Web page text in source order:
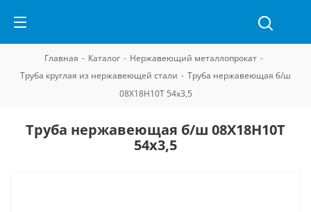
Главная - Каталог - Нержавеющий металлопрокат -
Труба круглая из нержавеющей стали - Труба нержавеющая б/ш
08Х18Н10Т 54х3,5
Труба нержавеющая б/ш 08Х18Н10Т
54х3,5